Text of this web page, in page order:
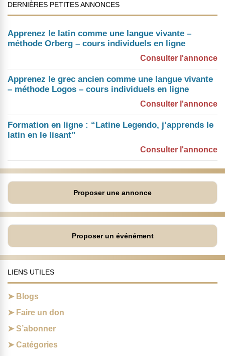
DERNIÈRES PETITES ANNONCES
Apprenez le latin comme une langue vivante –
méthode Orberg – cours individuels en ligne
Consulter l'annonce
Apprenez le grec ancien comme une langue vivante
– méthode Logos – cours individuels en ligne
Consulter l'annonce
Formation en ligne : “Latine Legendo, j’apprends le
latin en le lisant”
Consulter l'annonce
Proposer une annonce
Proposer un événément
LIENS UTILES
Blogs
Faire un don
S’abonner
Catégories